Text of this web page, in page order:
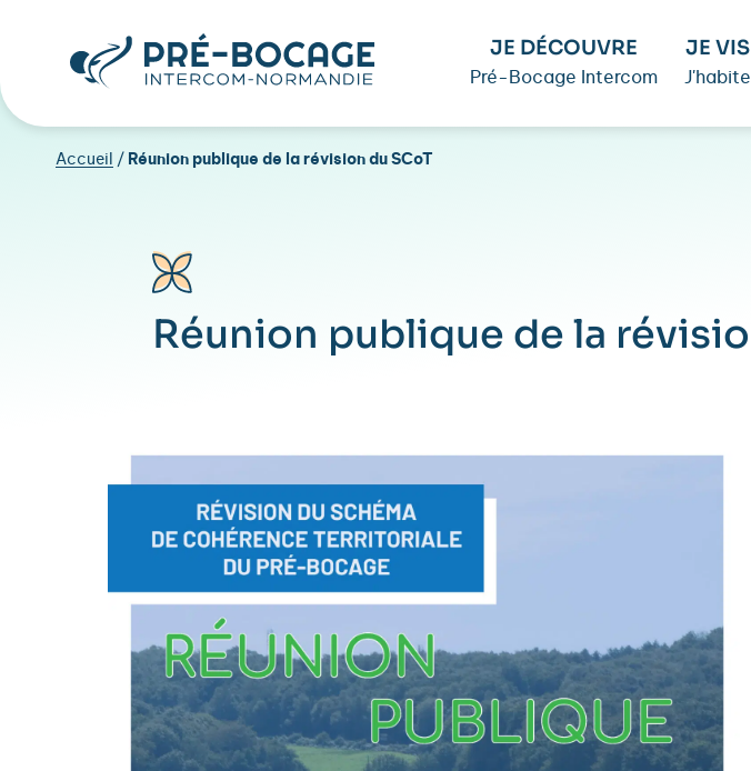
JE DÉCOUVRE
Pré-Bocage Intercom
JE VIS
J'habite
Accueil / Réunion publique de la révision du SCoT
Réunion publique de la